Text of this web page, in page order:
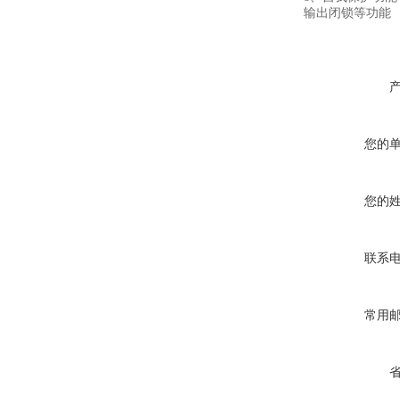
输出闭锁等功能
您的
您的
联系
常用